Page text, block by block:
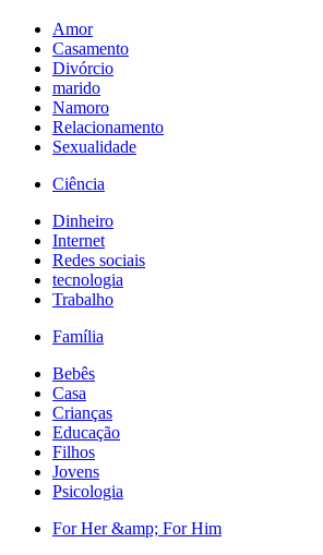
Amor
Casamento
Divórcio
marido
Namoro
Relacionamento
Sexualidade
Ciência
Dinheiro
Internet
Redes sociais
tecnologia
Trabalho
Família
Bebês
Casa
Crianças
Educação
Filhos
Jovens
Psicologia
For Her &amp; For Him